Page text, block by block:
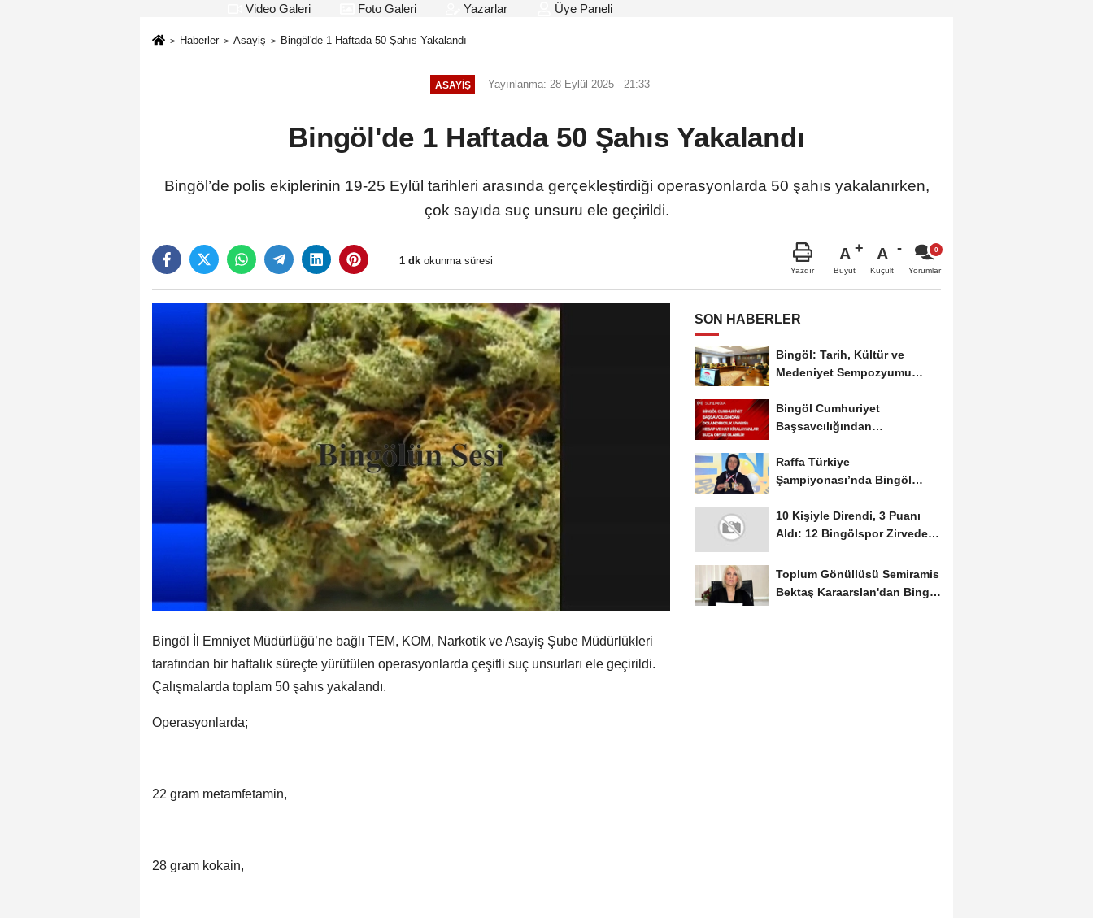
Video Galeri Foto Galeri Yazarlar Üye Paneli
Haberler Asayiş Bingöl'de 1 Haftada 50 Şahıs Yakalandı
ASAYIŞ Yayınlanma: 28 Eylül 2025 - 21:33
Bingöl'de 1 Haftada 50 Şahıs Yakalandı
Bingöl’de polis ekiplerinin 19-25 Eylül tarihleri arasında gerçekleştirdiği operasyonlarda 50 şahıs yakalanırken,
çok sayıda suç unsuru ele geçirildi.
1 dk okunma süresi
Yazdır
A
Büyüt
A
Küçült Yorumlar
Bingöl İl Emniyet Müdürlüğü’ne bağlı TEM, KOM, Narkotik ve Asayiş Şube Müdürlükleri
tarafından bir haftalık süreçte yürütülen operasyonlarda çeşitli suç unsurları ele geçirildi.
Çalışmalarda toplam 50 şahıs yakalandı.
Operasyonlarda;
22 gram metamfetamin,
28 gram kokain,
SON HABERLER
Bingöl: Tarih, Kültür ve
Medeniyet Sempozyumu
Bingöl Cumhuriyet
Başsavcılığından
Raffa Türkiye
Şampiyonası’nda Bingöl
10 Kişiyle Direndi, 3 Puanı
Aldı: 12 Bingölspor Zirvedeki
Toplum Gönüllüsü Semiramis
Bektaş Karaarslan'dan Bingöl